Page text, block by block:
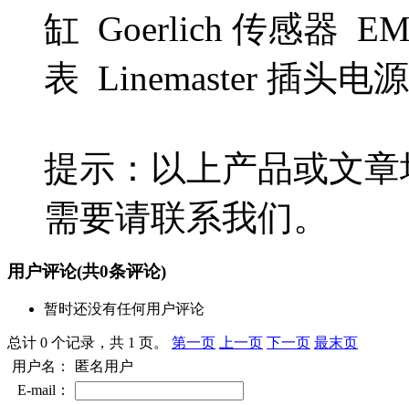
缸 Goerlich 传感器
表 Linemaster 插头电
提示：以上产品或文
需要请联系我们。
用户评论(共0条评论)
暂时还没有任何用户评论
总计 0 个记录，共 1 页。 第一页 上一页 下一页 最末页
用户名：
匿名用户
E-mail：